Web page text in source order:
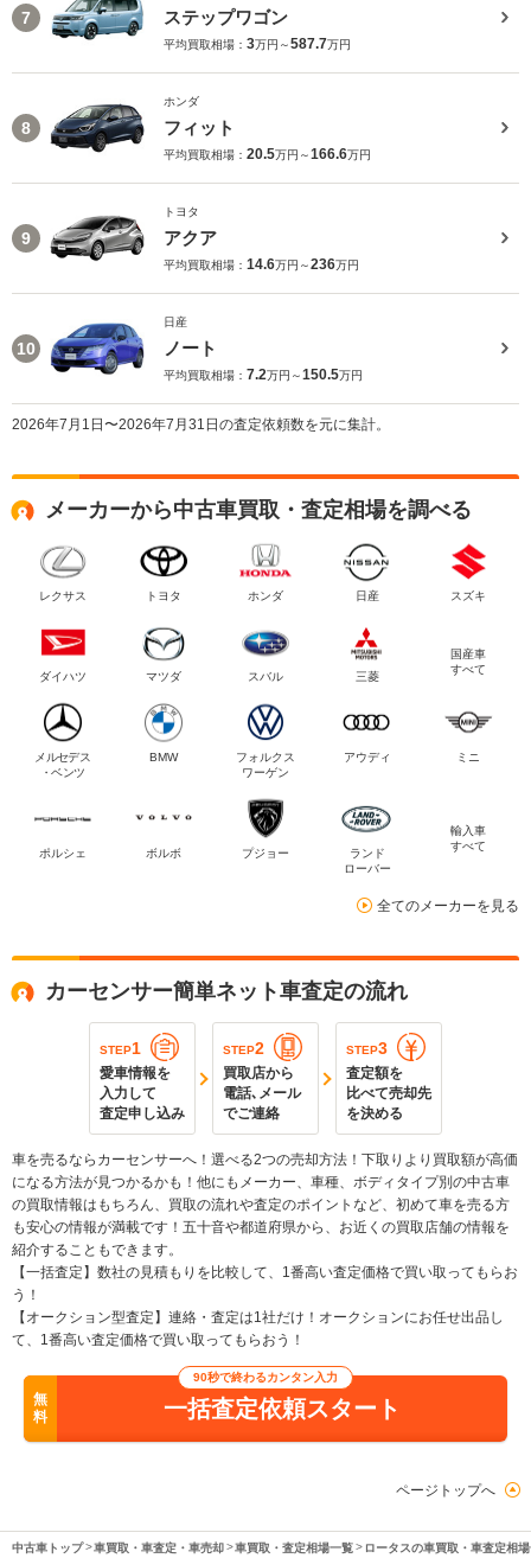
7 ステップワゴン
平均買取相場： 3万円～587.7万円
8
ホンダ
フィット
平均買取相場： 20.5万円～166.6万円
9
トヨタ
アクア
平均買取相場： 14.6万円～236万円
10
日産
ノート
平均買取相場： 7.2万円～150.5万円
2026年7月1日〜2026年7月31日の査定依頼数を元に集計。
メーカーから中古車買取・査定相場を調べる
レクサス トヨタ ホンダ 日産 スズキ
ダイハツ マツダ スバル 三菱
国産車
すべて
メルセデス
・ベンツ
BMW
フォルクス
ワーゲン
アウディ ミニ
ポルシェ ボルボ プジョー
ランド
ローバー
輸入車
すべて
全てのメーカーを見る
カーセンサー簡単ネット車査定の流れ
STEP1
愛車情報を
入力して
査定申し込み
STEP2
買取店から
電話､メール
でご連絡
STEP3
査定額を
比べて売却先
を決める
車を売るならカーセンサーへ！選べる2つの売却方法！下取りより買取額が高価
になる方法が見つかるかも！他にもメーカー、車種、ボディタイプ別の中古車
の買取情報はもちろん、買取の流れや査定のポイントなど、初めて車を売る方
も安心の情報が満載です！五十音や都道府県から、お近くの買取店舗の情報を
紹介することもできます。
【一括査定】数社の見積もりを比較して、1番高い査定価格で買い取ってもらお
う！
【オークション型査定】連絡・査定は1社だけ！オークションにお任せ出品し
て、1番高い査定価格で買い取ってもらおう！
無
料
90秒で終わるカンタン入力
一括査定依頼スタート
ページトップへ
中古車トップ 車買取・車査定・車売却 車買取・査定相場一覧 ロータスの車買取・車査定相